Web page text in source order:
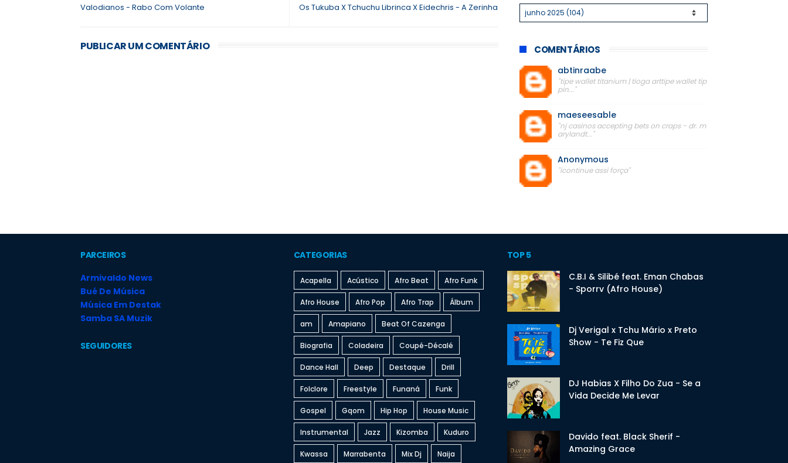
Os Tukuba X Tchuchu Librinca X Eidechris - A Zerinha
Valodianos - Rabo Com Volante
PUBLICAR UM COMENTÁRIO COMENTÁRIOS
abtinraabe
"tipe wallet titanium | tioga arttipe wallet tip
pin..."
maeseesable
"nj casinos accepting bets on craps - dr. m
arylandt..."
Anonymous
"icontinue assi força"
PARCEIROS
Armivaldo News
Bué De Música
Música Em Destak
Samba SA Muzik
SEGUIDORES
CATEGORIAS
Acapella Acústico Afro Beat Afro Funk
Afro House Afro Pop Afro Trap Álbum
am Amapiano Beat Of Cazenga
Biografia Coladeira Coupé-Décalé
Dance Hall Deep Destaque Drill
Folclore Freestyle Funaná Funk
Gospel Gqom Hip Hop House Music
Instrumental Jazz Kizomba Kuduro
Kwassa Marrabenta Mix Dj Naija
TOP 5
C.B.I & Silibé feat. Eman Chabas
- Sporrv (Afro House)
Dj Verigal x Tchu Mário x Preto
Show - Te Fiz Que
DJ Habias X Filho Do Zua - Se a
Vida Decide Me Levar
Davido feat. Black Sherif -
Amazing Grace